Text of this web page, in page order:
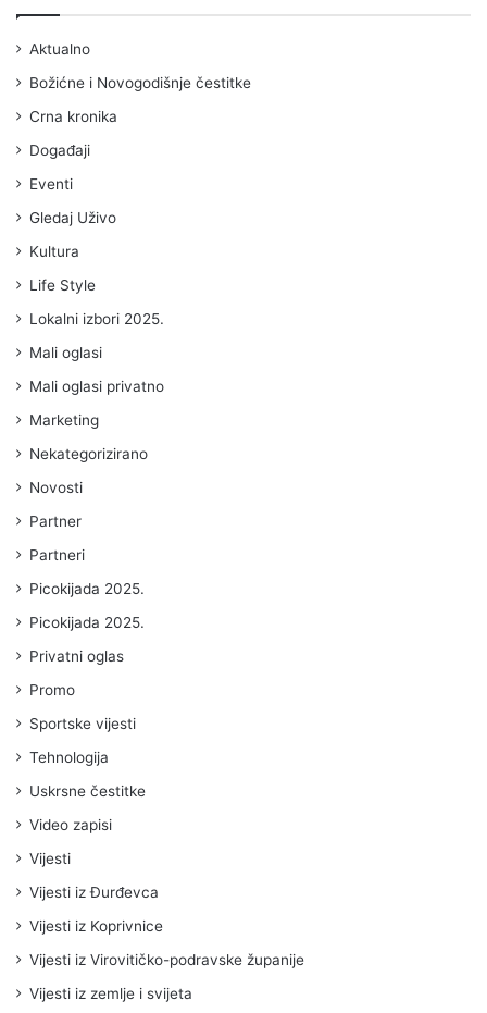
Aktualno
Božićne i Novogodišnje čestitke
Crna kronika
Događaji
Eventi
Gledaj Uživo
Kultura
Life Style
Lokalni izbori 2025.
Mali oglasi
Mali oglasi privatno
Marketing
Nekategorizirano
Novosti
Partner
Partneri
Picokijada 2025.
Picokijada 2025.
Privatni oglas
Promo
Sportske vijesti
Tehnologija
Uskrsne čestitke
Video zapisi
Vijesti
Vijesti iz Đurđevca
Vijesti iz Koprivnice
Vijesti iz Virovitičko-podravske županije
Vijesti iz zemlje i svijeta